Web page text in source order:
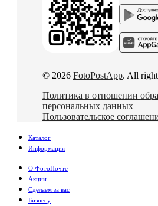
© 2026 FotoPostApp. All
Политика в отношении
персональных данных
Пользовательское
Каталог
Информация
О ФотоПочте
Акции
Сделаем за вас
Бизнесу